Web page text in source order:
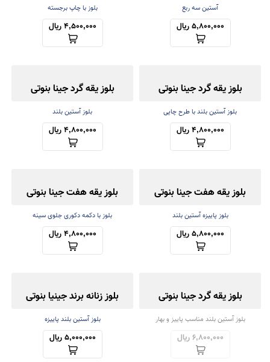
آستین سه ربع
5,800,000 ریال
بلوز با چاپ برجسته
4,500,000 ریال
بلوز یقه گرد جینا بنوتی
بلوز آستین بلند با طرح چاپی
4,800,000 ریال
بلوز یقه گرد جینا بنوتی
بلوز آستین بلند
4,800,000 ریال
بلوز یقه هفت جینا بنوتی
بلوز پاییزه آستین بلند
5,800,000 ریال
بلوز یقه هفت جینا بنوتی
بلوز با دکمه دکوری جلوی سینه
4,800,000 ریال
بلوز یقه گرد جینا بنوتی
بلوز آستین بلند مناسب پاییز و بهار
6,800,000 ریال
بلوز زنانه برند جینیا بنوتی
بلوز آستین بلند پاییزه
5,000,000 ریال